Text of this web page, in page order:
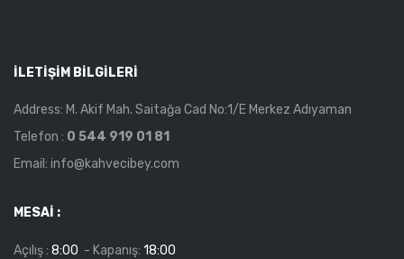
İLETIŞIM BILGILERI
Address: M. Akif Mah. Saitağa Cad No:1/E Merkez Adıyaman
Telefon : 0 544 919 01 81
Email: info@kahvecibey.com
MESAI :
Açılış : 8:00 - Kapanış: 18:00